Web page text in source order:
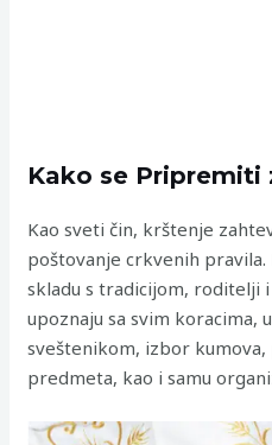
Kako se Pripremiti
Kao sveti čin, krštenje
poštovanje crkvenih
skladu s tradicijom, roditelji
upoznaju sa svim koracima,
sveštenikom, izbor
predmeta, kao i samu